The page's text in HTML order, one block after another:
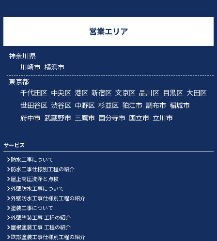
営業エリア
神奈川県
川崎市 横浜市
東京都
千代田区 中央区 港区 新宿区 文京区 品川区 目黒区 大田区
世田谷区 渋谷区 中野区 杉並区 狛江市 調布市 稲城市
府中市 武蔵野市 三鷹市 国分寺市 国立市 立川市
サービス
防水工事について
防水工事仕様別工程の紹介
屋上高圧洗浄と点検
外壁防水工事について
外壁防水工事仕様別工程の紹介
塗装工事について
外壁塗装工事 工程の紹介
屋根塗装工事 工程の紹介
鉄部塗装工事仕様別工程の紹介